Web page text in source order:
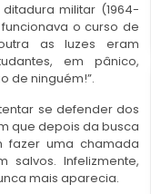
militar (1964-
o curso de
as luzes eram
em pânico,
de ninguém!”.
se defender dos
que depois da busca
fazer uma chamada
Infelizmente,
mais aparecia.